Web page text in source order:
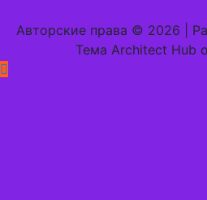
Авторские права © 2026 |
Тема Architect Hub